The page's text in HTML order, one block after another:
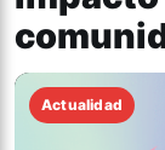
Actualidad